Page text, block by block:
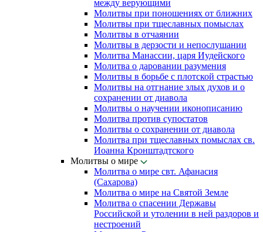
между верующими
Молитвы при поношениях от ближних
Молитвы при тщеславных помыслах
Молитвы в отчаянии
Молитвы в дерзости и непослушании
Молитва Манассии, царя Иудейского
Молитва о даровании разумения
Молитвы в борьбе с плотской страстью
Молитвы на отгнание злых духов и о
сохранении от диавола
Молитвы о научении иконописанию
Молитва против супостатов
Молитвы о сохранении от диавола
Молитва при тщеславных помыслах св.
Иоанна Кронштадтского
Молитвы о мире
Молитва о мире свт. Афанасия
(Сахарова)
Молитва о мире на Святой Земле
Молитва о спасении Державы
Российской и утолении в ней раздоров и
нестроений